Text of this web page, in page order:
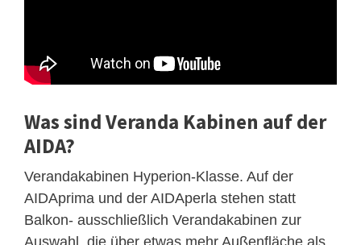
Was sind Veranda Kabinen auf der
AIDA?
Verandakabinen Hyperion-Klasse. Auf der
AIDAprima und der AIDAperla stehen statt
Balkon- ausschließlich Verandakabinen zur
Auswahl, die über etwas mehr Außenfläche als